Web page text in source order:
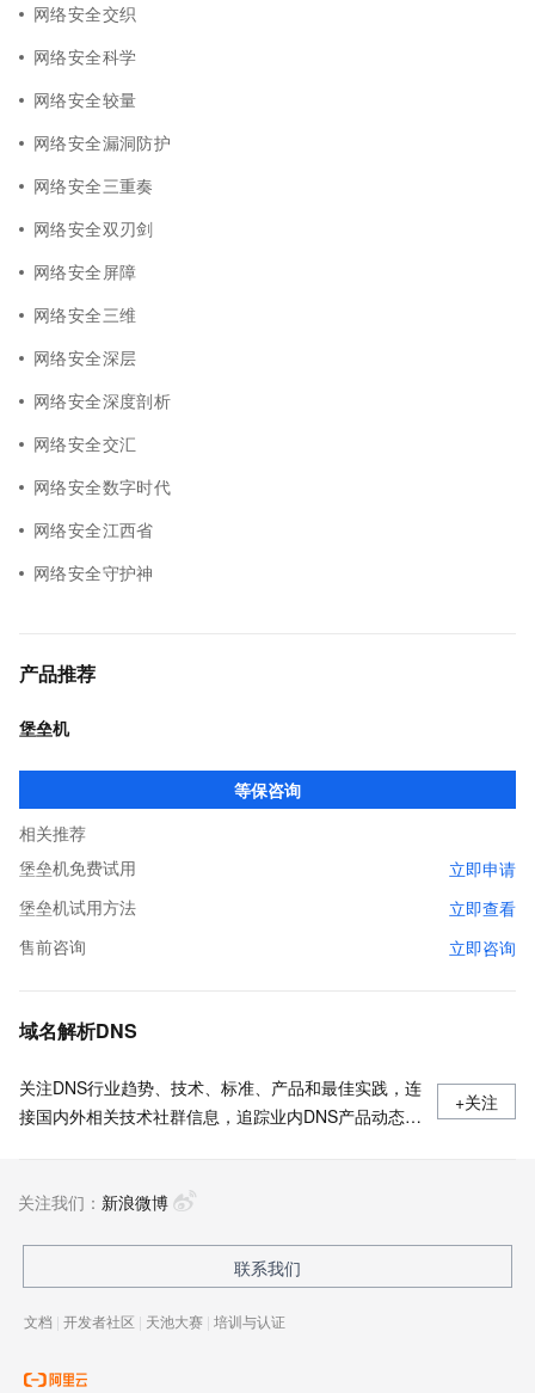
网络安全交织
网络安全科学
网络安全较量
网络安全漏洞防护
网络安全三重奏
网络安全双刃剑
网络安全屏障
网络安全三维
网络安全深层
网络安全深度剖析
网络安全交汇
网络安全数字时代
网络安全江西省
网络安全守护神
产品推荐
堡垒机
等保咨询
相关推荐
堡垒机免费试用
立即申请
堡垒机试用方法
立即查看
售前咨询
立即咨询
域名解析DNS
关注DNS行业趋势、技术、标准、产品和最佳实践，连
接国内外相关技术社群信息，追踪业内DNS产品动态，
+关注
关注我们： 新浪微博
联系我们
文档 | 开发者社区 | 天池大赛 | 培训与认证